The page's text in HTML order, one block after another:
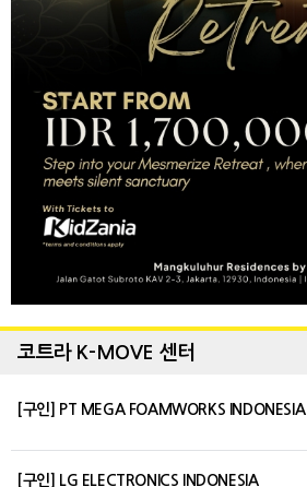
코트라 K-MOVE 센터
[구인] PT MEGA FOAMWORKS INDONESIA
[구인] LG ELECTRONICS INDONESIA